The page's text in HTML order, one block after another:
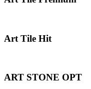
Art Tile Hit
ART STONE OPT